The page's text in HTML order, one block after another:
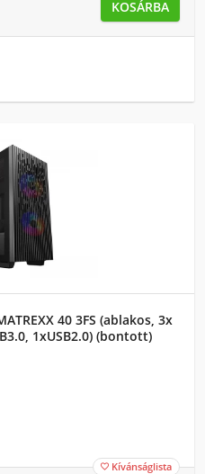
KOSÁRBA
40 3FS (ablakos, 3x
1xUSB2.0) (bontott)
 Kívánságlista